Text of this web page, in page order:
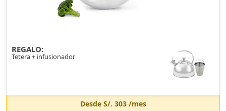
REGALO:
Tetera + infusionador
Desde S/. 303/mes